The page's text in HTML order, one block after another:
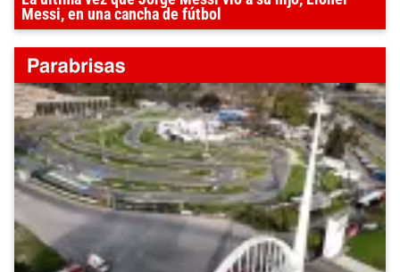
Messi, en una cancha de fútbol